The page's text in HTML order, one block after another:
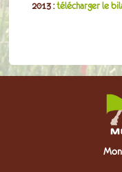
2013 :télécharger le